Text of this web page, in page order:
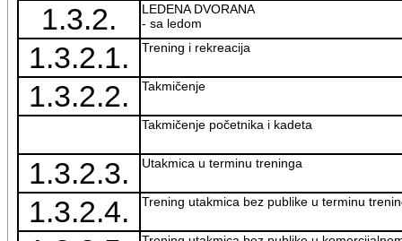
1.3.2.
LEDENA DVORANA
- sa ledom
1.3.2.1. Trening i rekreacija
1.3.2.2. Takmičenje
Takmičenje početnika i kadeta
1.3.2.3. Utakmica u terminu treninga
1.3.2.4. Trening utakmica bez publike u terminu